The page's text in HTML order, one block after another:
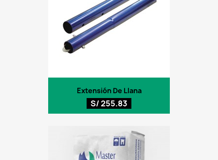
Extensión De Llana
S/ 255.83